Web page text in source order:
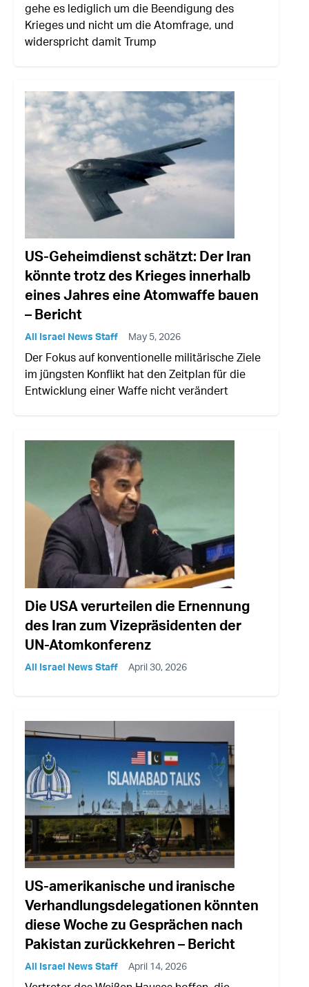
gehe es lediglich um die Beendigung des
Krieges und nicht um die Atomfrage, und
widerspricht damit Trump
US-Geheimdienst schätzt: Der Iran
könnte trotz des Krieges innerhalb
eines Jahres eine Atomwaffe bauen
– Bericht
All Israel News Staff May 5, 2026
Der Fokus auf konventionelle militärische Ziele
im jüngsten Konflikt hat den Zeitplan für die
Entwicklung einer Waffe nicht verändert
Die USA verurteilen die Ernennung
des Iran zum Vizepräsidenten der
UN-Atomkonferenz
All Israel News Staff April 30, 2026
US-amerikanische und iranische
Verhandlungsdelegationen könnten
diese Woche zu Gesprächen nach
Pakistan zurückkehren – Bericht
All Israel News Staff April 14, 2026